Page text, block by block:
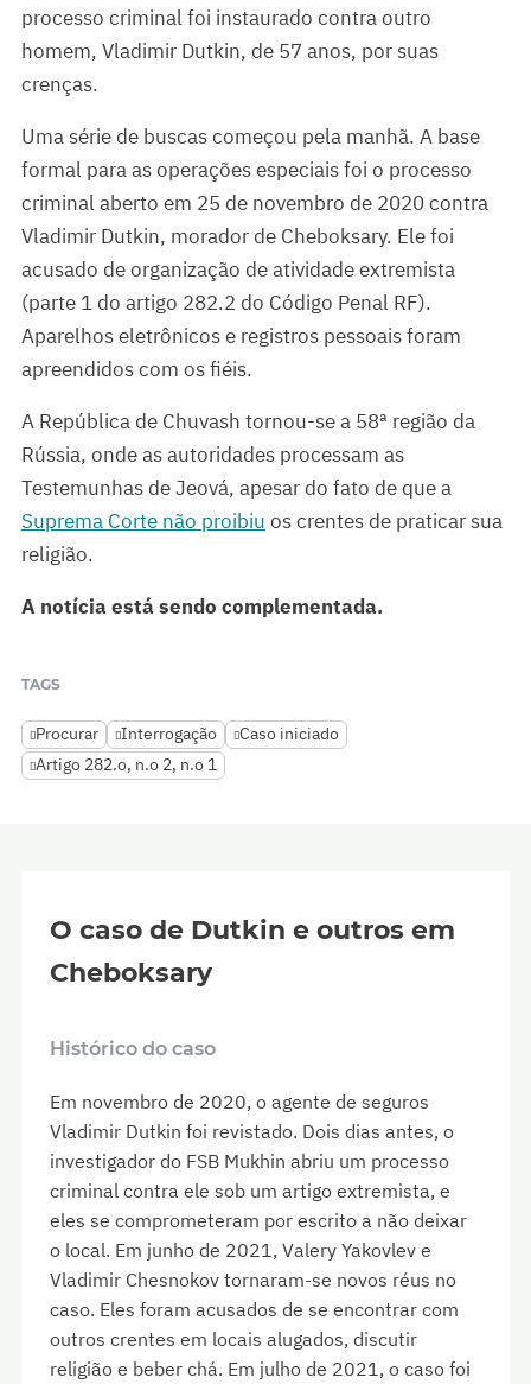
processo criminal foi instaurado contra outro
homem, Vladimir Dutkin, de 57 anos, por suas
crenças.
Uma série de buscas começou pela manhã. A base
formal para as operações especiais foi o processo
criminal aberto em 25 de novembro de 2020 contra
Vladimir Dutkin, morador de Cheboksary. Ele foi
acusado de organização de atividade extremista
(parte 1 do artigo 282.2 do Código Penal RF).
Aparelhos eletrônicos e registros pessoais foram
apreendidos com os fiéis.
A República de Chuvash tornou-se a 58ª região da
Rússia, onde as autoridades processam as
Testemunhas de Jeová, apesar do fato de que a
Suprema Corte não proibiu os crentes de praticar sua
religião.
A notícia está sendo complementada.
TAGS
Procurar Interrogação
Caso iniciado
Artigo 282.o, n.o 2, n.o 1
O caso de Dutkin e outros em
Cheboksary
Histórico do caso
Em novembro de 2020, o agente de seguros
Vladimir Dutkin foi revistado. Dois dias antes, o
investigador do FSB Mukhin abriu um processo
criminal contra ele sob um artigo extremista, e
eles se comprometeram por escrito a não deixar
o local. Em junho de 2021, Valery Yakovlev e
Vladimir Chesnokov tornaram-se novos réus no
caso. Eles foram acusados de se encontrar com
outros crentes em locais alugados, discutir
religião e beber chá. Em julho de 2021, o caso foi